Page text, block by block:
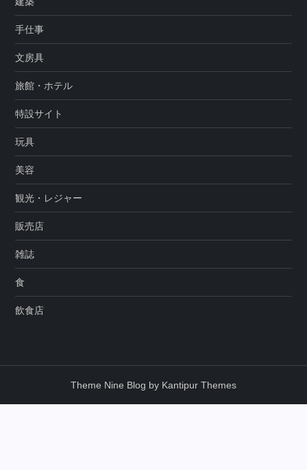
手仕事
文房具
旅館・ホテル
特設サイト
玩具
美容
観光・レジャー
販売店
雑誌
食
飲食店
Theme Nine Blog by Kantipur Themes